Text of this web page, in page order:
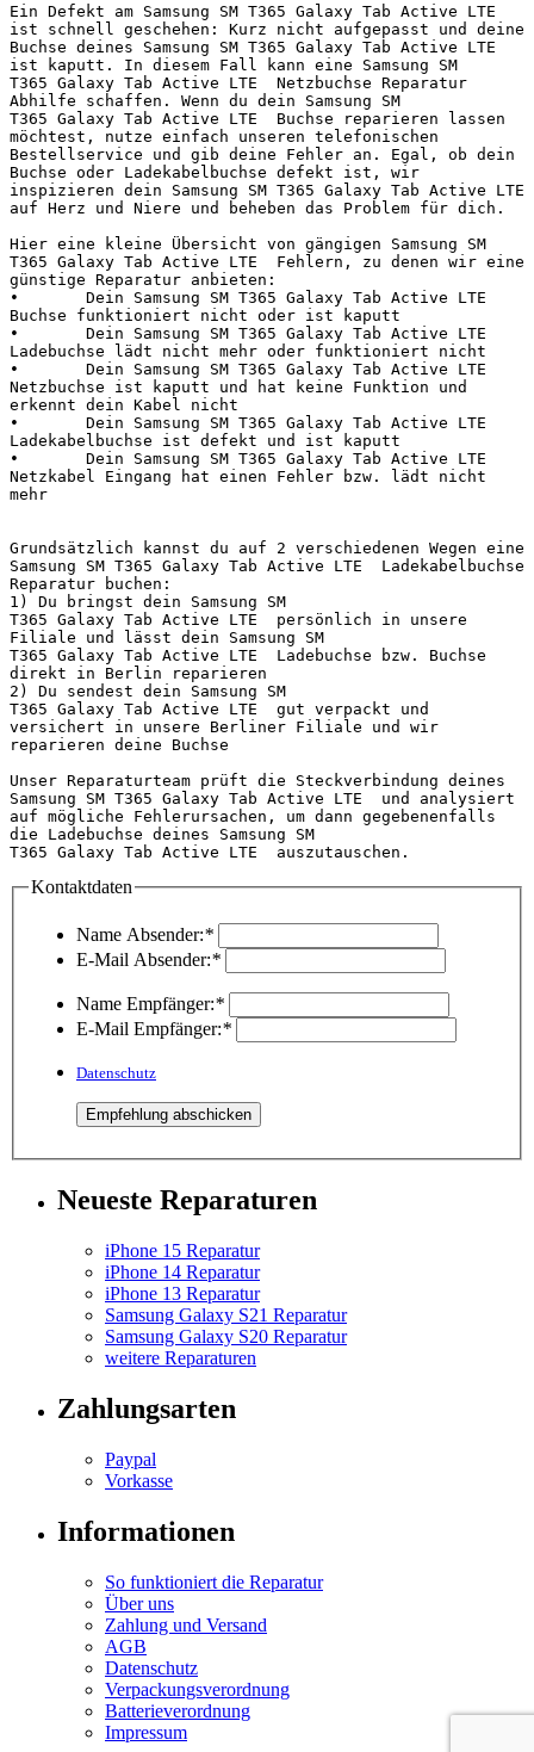
Ein Defekt am Samsung SM T365 Galaxy Tab Active LTE
ist schnell geschehen: Kurz nicht aufgepasst und deine
Buchse deines Samsung SM T365 Galaxy Tab Active LTE
ist kaputt. In diesem Fall kann eine Samsung SM
T365 Galaxy Tab Active LTE  Netzbuchse Reparatur
Abhilfe schaffen. Wenn du dein Samsung SM
T365 Galaxy Tab Active LTE  Buchse reparieren lassen
möchtest, nutze einfach unseren telefonischen
Bestellservice und gib deine Fehler an. Egal, ob dein
Buchse oder Ladekabelbuchse defekt ist, wir
inspizieren dein Samsung SM T365 Galaxy Tab Active LTE
auf Herz und Niere und beheben das Problem für dich.
Hier eine kleine Übersicht von gängigen Samsung SM
T365 Galaxy Tab Active LTE  Fehlern, zu denen wir eine
günstige Reparatur anbieten:
•	Dein Samsung SM T365 Galaxy Tab Active LTE
Buchse funktioniert nicht oder ist kaputt
•	Dein Samsung SM T365 Galaxy Tab Active LTE
Ladebuchse lädt nicht mehr oder funktioniert nicht
•	Dein Samsung SM T365 Galaxy Tab Active LTE
Netzbuchse ist kaputt und hat keine Funktion und
erkennt dein Kabel nicht
•	Dein Samsung SM T365 Galaxy Tab Active LTE
Ladekabelbuchse ist defekt und ist kaputt
•	Dein Samsung SM T365 Galaxy Tab Active LTE
Netzkabel Eingang hat einen Fehler bzw. lädt nicht
mehr
Grundsätzlich kannst du auf 2 verschiedenen Wegen eine
Samsung SM T365 Galaxy Tab Active LTE  Ladekabelbuchse
Reparatur buchen:
1) Du bringst dein Samsung SM
T365 Galaxy Tab Active LTE  persönlich in unsere
Filiale und lässt dein Samsung SM
T365 Galaxy Tab Active LTE  Ladebuchse bzw. Buchse
direkt in Berlin reparieren
2) Du sendest dein Samsung SM
T365 Galaxy Tab Active LTE  gut verpackt und
versichert in unsere Berliner Filiale und wir
reparieren deine Buchse
Unser Reparaturteam prüft die Steckverbindung deines
Samsung SM T365 Galaxy Tab Active LTE  und analysiert
auf mögliche Fehlerursachen, um dann gegebenenfalls
die Ladebuchse deines Samsung SM
Kontaktdaten
Name Absender:*
E-Mail Absender:*
Name Empfänger:*
E-Mail Empfänger:*
Datenschutz
Neueste Reparaturen
iPhone 15 Reparatur
iPhone 14 Reparatur
iPhone 13 Reparatur
Samsung Galaxy S21 Reparatur
Samsung Galaxy S20 Reparatur
weitere Reparaturen
Zahlungsarten
Paypal
Vorkasse
Informationen
So funktioniert die Reparatur
Über uns
Zahlung und Versand
AGB
Datenschutz
Verpackungsverordnung
Batterieverordnung
Impressum